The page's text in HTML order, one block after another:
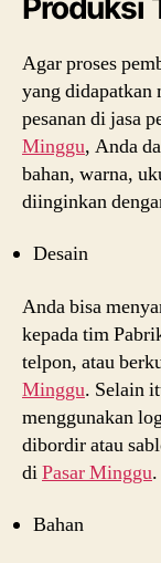
Agar proses
yang didapatkan
pesanan di jasa
Minggu, Anda
bahan, warna,
diinginkan
Desain
Anda bisa
kepada tim
telpon, atau
Minggu. Selain
menggunakan
dibordir atau
diPasar Minggu.
Bahan